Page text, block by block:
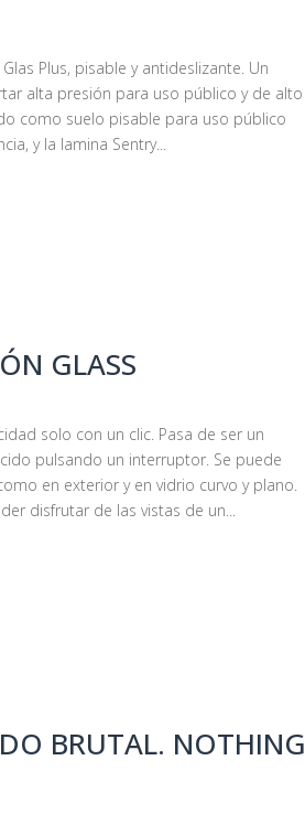
Plus, pisable y antideslizante. Un
alta presión para uso público y de alto
como suelo pisable para uso público
y la lamina Sentry...
GLASS
solo con un clic. Pasa de ser un
pulsando un interruptor. Se puede
en exterior y en vidrio curvo y plano.
disfrutar de las vistas de un...
BRUTAL. NOTHING